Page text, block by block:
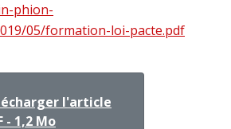
phion-
05/formation-loi-pacte.pdf
l'article
- 1,2 Mo